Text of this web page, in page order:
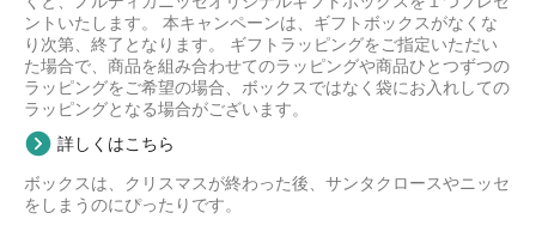
ントいたします。 本キャンペーンは、ギフトボックスがなくな
り次第、終了となります。 ギフトラッピングをご指定いただい
た場合で、商品を組み合わせてのラッピングや商品ひとつずつの
ラッピングをご希望の場合、ボックスではなく袋にお入れしての
ラッピングとなる場合がございます。
詳しくはこちら
ボックスは、クリスマスが終わった後、サンタクロースやニッセ
をしまうのにぴったりです。